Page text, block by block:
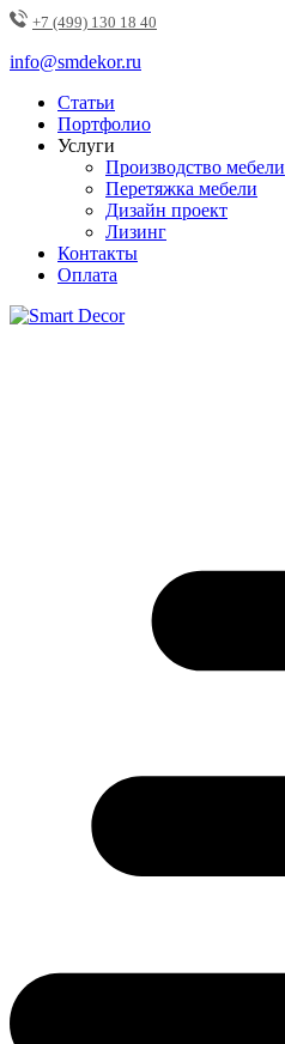
+7 (499) 130 18 40
info@smdekor.ru
Статьи
Портфолио
Услуги
Производство мебели
Перетяжка мебели
Дизайн проект
Лизинг
Контакты
Оплата